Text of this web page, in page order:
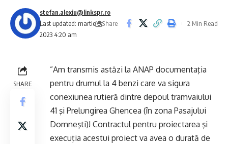
Last updated: martie 9,
2023 4:20 am
stefan.alexiu@linkspr.ro
Share
2 Min Read
SHARE
”Am transmis astăzi la ANAP documentaţia
pentru drumul la 4 benzi care va sigura
conexiunea rutieră dintre depoul tramvaiului
41 şi Prelungirea Ghencea (în zona Pasajului
Domneşti)! Contractul pentru proiectarea şi
execuţia acestui proiect va avea o durată de